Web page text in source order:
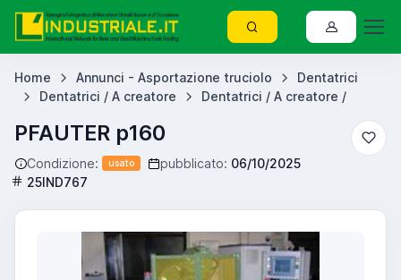
Home Annunci - Asportazione truciolo
Dentatrici
Dentatrici / A creatore
Dentatrici / A creatore /
PFAUTER p160
Condizione: usato pubblicato: 06/10/2025
25IND767